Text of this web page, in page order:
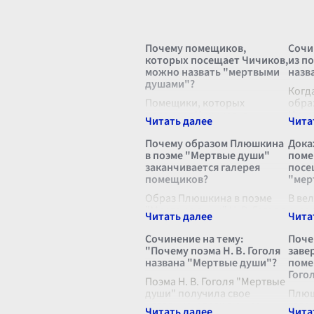
Почему помещиков,
которых посещает Чичиков,
можно назвать "мертвыми
душами"?
Помещики, которых
посещает Чичиков, в
произведении Николая
Васильевича Гоголя
"Мертвые души",
действительно могут быть
названы "мертвыми
душами" по нескольким
причинам, которые леж...
из
Почему образом Плюшкина
в поэме "Мертвые души"
заканчивается галерея
помещиков?
Образ Плюшкина в поэме
"Мертвые души" Н. В. Гоголя
играет ключевую роль в
завершении галереи
помещиков, потому что он
является своеобразным
финальным аккордом среди
представителей...
В
не
Сочинение на тему:
"Почему поэма Н. В. Гоголя
названа "Мертвые души"?
Поэма Н. В. Гоголя "Мертвые
души" получила свое
название, отражающее